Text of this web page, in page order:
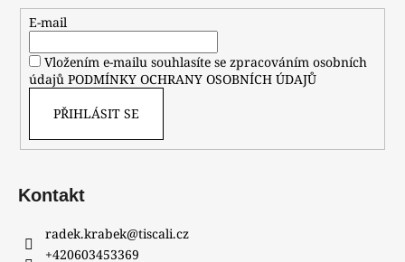
E-mail
Vložením e-mailu souhlasíte se zpracováním osobních
údajů PODMÍNKY OCHRANY OSOBNÍCH ÚDAJŮ
PŘIHLÁSIT SE
Kontakt
radek.krabek@tiscali.cz
+420603453369